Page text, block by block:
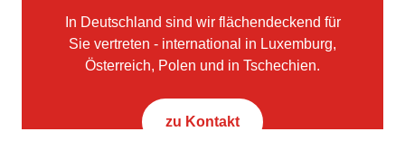
In Deutschland sind wir flächendeckend für
Sie vertreten - international in Luxemburg,
Österreich, Polen und in Tschechien.
zu Kontakt